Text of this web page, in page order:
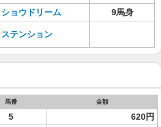
ョウドリーム
9馬身
テンション
馬番 金額
5 620円